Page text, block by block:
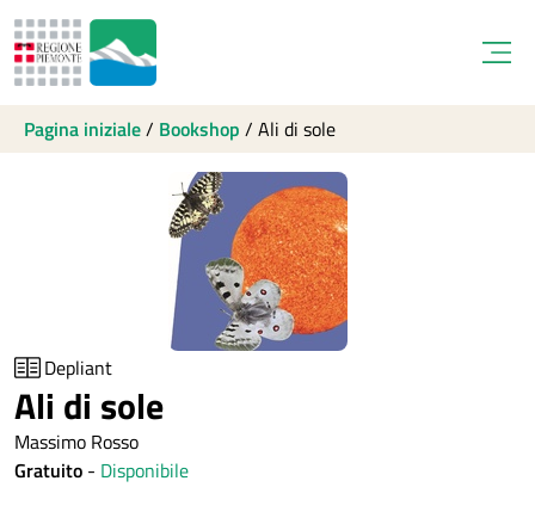
Pagina iniziale/ Bookshop / Ali di sole
Depliant
Ali di sole
Massimo Rosso
Gratuito - Disponibile